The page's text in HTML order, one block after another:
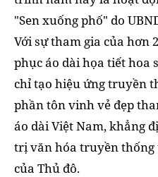
"Sen xuống phố" do
Với sự tham gia của hơn
phục áo dài họa tiết hoa
chỉ tạo hiệu ứng truyền
phần tôn vinh vẻ đẹp
áo dài Việt Nam, khẳng
trị văn hóa truyền thống
của Thủ đô.